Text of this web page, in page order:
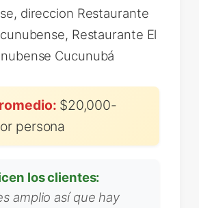
direccion Restaurante
Restaurante El
Cucunubá
$20,000-
persona
los clientes:
amplio así que hay